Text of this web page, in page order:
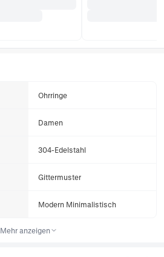
Ohrringe
Damen
304-Edelstahl
Gittermuster
Modern Minimalistisch
Mehr anzeigen